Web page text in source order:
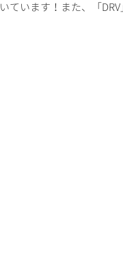
います！また、「